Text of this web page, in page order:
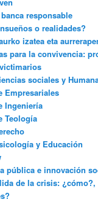
responsable
o realidades?
izatea eta
para la convivencia:
sociales y
Empresariales
Ingeniería
Teología
y Educación
pública e innovación
de la crisis: ¿cómo?,